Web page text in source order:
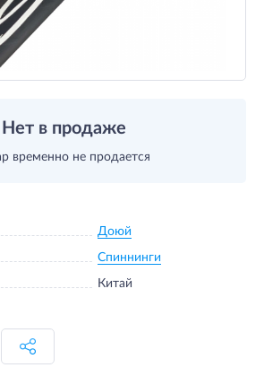
Нет в продаже
временно не продается
Доюй
Спиннинги
Китай